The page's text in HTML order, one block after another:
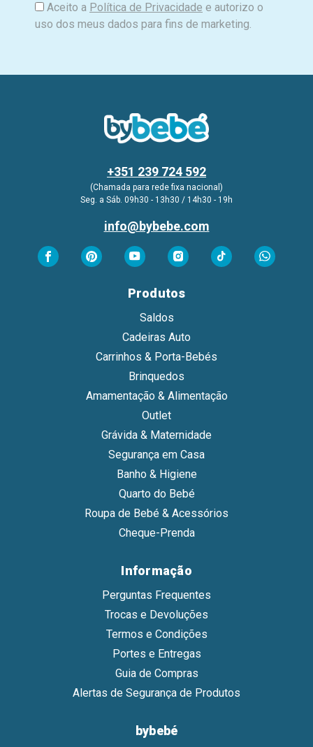
Aceito a Política de Privacidade e autorizo o
uso dos meus dados para fins de marketing.
+351 239 724 592
(Chamada para rede fixa nacional)
Seg. a Sáb. 09h30 - 13h30 / 14h30 - 19h
info@bybebe.com
Produtos
Saldos
Cadeiras Auto
Carrinhos & Porta-Bebés
Brinquedos
Amamentação & Alimentação
Outlet
Grávida & Maternidade
Segurança em Casa
Banho & Higiene
Quarto do Bebé
Roupa de Bebé & Acessórios
Cheque-Prenda
Informação
Perguntas Frequentes
Trocas e Devoluções
Termos e Condições
Portes e Entregas
Guia de Compras
Alertas de Segurança de Produtos
bybebé